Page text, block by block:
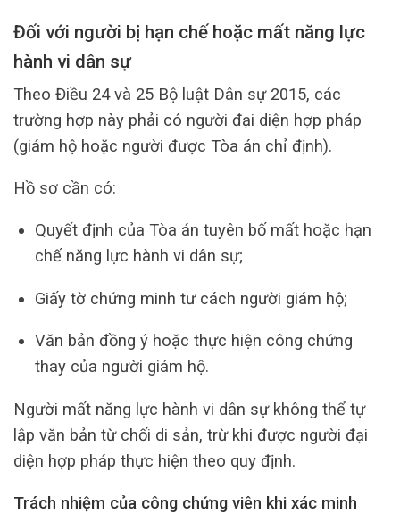
Đối với người bị hạn chế hoặc mất năng lực
hành vi dân sự
Theo Điều 24 và 25 Bộ luật Dân sự 2015, các
trường hợp này phải có người đại diện hợp pháp
(giám hộ hoặc người được Tòa án chỉ định).
Hồ sơ cần có:
Quyết định của Tòa án tuyên bố mất hoặc hạn
chế năng lực hành vi dân sự;
Giấy tờ chứng minh tư cách người giám hộ;
Văn bản đồng ý hoặc thực hiện công chứng
thay của người giám hộ.
Người mất năng lực hành vi dân sự không thể tự
lập văn bản từ chối di sản, trừ khi được người đại
diện hợp pháp thực hiện theo quy định.
Trách nhiệm của công chứng viên khi xác minh